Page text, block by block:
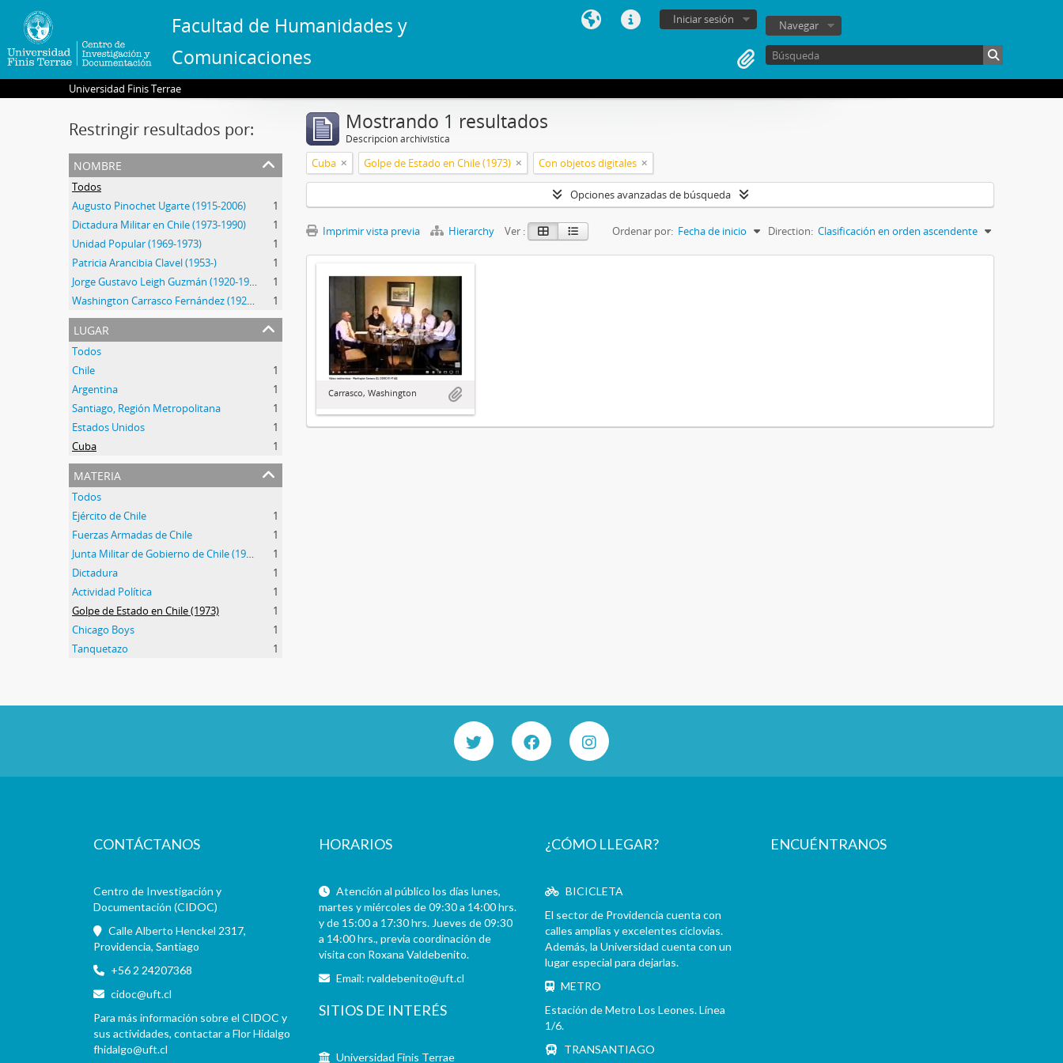
Facultad de Humanidades y
Comunicaciones
Iniciar sesión Navegar
Universidad Finis Terrae
Restringir resultados por:
nombre
Todos
Augusto Pinochet Ugarte (1915-2006)
1
Dictadura Militar en Chile (1973-1990)
1
Unidad Popular (1969-1973)
1
Patricia Arancibia Clavel (1953-)
1
Jorge Gustavo Leigh Guzmán (1920-1999)
1
Washington Carrasco Fernández (1922-2021)
1
lugar
Todos
Chile
1
Argentina
1
Santiago, Región Metropolitana
1
Estados Unidos
1
Cuba
1
materia
Todos
Ejército de Chile
1
Fuerzas Armadas de Chile
1
Junta Militar de Gobierno de Chile (1973-1990)
1
Dictadura
1
Actividad Política
1
Golpe de Estado en Chile (1973)
1
Chicago Boys
1
Tanquetazo
1
Mostrando 1 resultados
Descripción archivística
Cuba Golpe de Estado en Chile (1973) Con objetos digitales
Opciones avanzadas de búsqueda
Imprimir vista previa Hierarchy Ver : Ordenar por: Fecha de inicio Direction: Clasificación en orden ascendente
Carrasco, Washington
CONTÁCTANOS
Centro de Investigación y
Documentación (CIDOC)
Calle Alberto Henckel 2317,
Providencia, Santiago
+56 2 24207368
cidoc@uft.cl
Para más información sobre el CIDOC y
sus actividades, contactar a Flor Hidalgo
fhidalgo@uft.cl
HORARIOS
Atención al público los días lunes,
martes y miércoles de 09:30 a 14:00 hrs.
y de 15:00 a 17:30 hrs. Jueves de 09:30
a 14:00 hrs., previa coordinación de
visita con Roxana Valdebenito.
Email:rvaldebenito@uft.cl
SITIOS DE INTERÉS
Universidad Finis Terrae
¿CÓMO LLEGAR?
BICICLETA
El sector de Providencia cuenta con
calles amplias y excelentes ciclovías.
Además, la Universidad cuenta con un
lugar especial para dejarlas.
METRO
Estación de Metro Los Leones. Línea
1/6.
TRANSANTIAGO
ENCUÉNTRANOS